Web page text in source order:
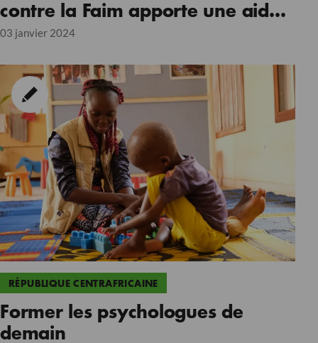
contre la Faim apporte une aide
aux personnes déplacées.
03 janvier 2024
RÉPUBLIQUE CENTRAFRICAINE
Former les psychologues de
demain